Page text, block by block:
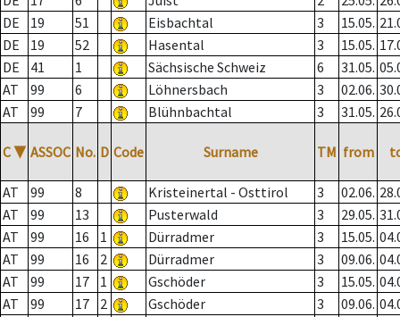
DE
19 51 Eisbachtal 3 15.05.
DE
19 52 Hasental 3 15.05.
DE
41 1 Sächsische Schweiz 6 31.05.
AT
99 6 Löhnersbach 3 02.06.
AT
99 7 Blühnbachtal 3 31.05.
C ▼ ASSOC No. D Code Surname TM from
AT 99 8 Kristeinertal - Osttirol 3 02.06.
AT
99 13 Pusterwald 3 29.05.
AT
99 16 1 Dürradmer 3 15.05.
AT
99 16 2 Dürradmer 3 09.06.
AT
99 17 1 Gschöder 3 15.05.
AT
99 17 2 Gschöder 3 09.06.